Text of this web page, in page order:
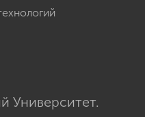
Университет.